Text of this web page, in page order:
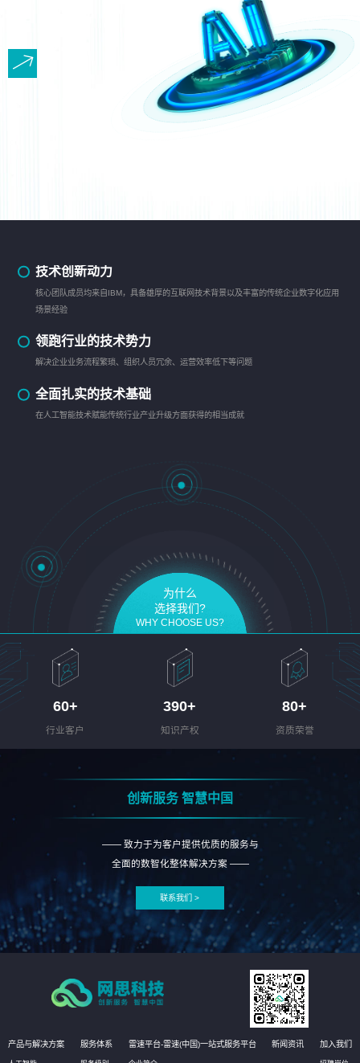
技术创新动力
核心团队成员均来自IBM，具备雄厚的互联网技术背景以及丰富的传统企业数字化应用
场景经验
领跑行业的技术势力
解决企业业务流程繁琐、组织人员冗余、运营效率低下等问题
全面扎实的技术基础
在人工智能技术赋能传统行业产业升级方面获得的相当成就
为什么
选择我们?
WHY CHOOSE US?
60+
行业客户
390+
知识产权
80+
资质荣誉
创新服务 智慧中国
—— 致力于为客户提供优质的服务与
全面的数智化整体解决方案 ——
联系我们 >
产品与解决方案 服务体系 雷速平台-雷速(中国)一站式服务平台 新闻资讯 加入我们